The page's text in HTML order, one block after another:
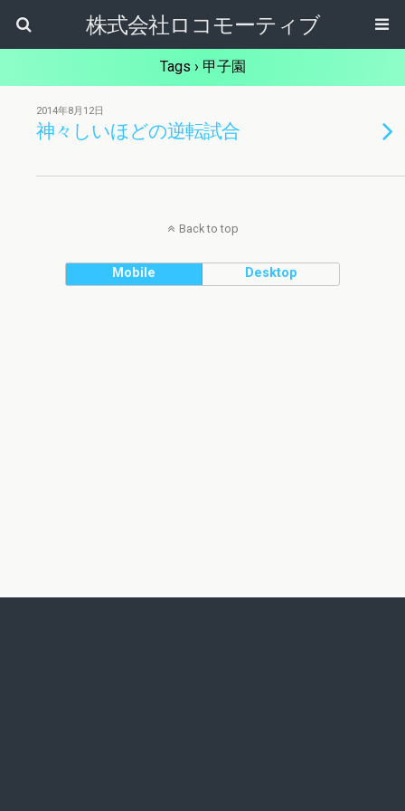
株式会社ロコモーティブ
Tags › 甲子園
2014年8月12日
神々しいほどの逆転試合
Back to top
Mobile Desktop